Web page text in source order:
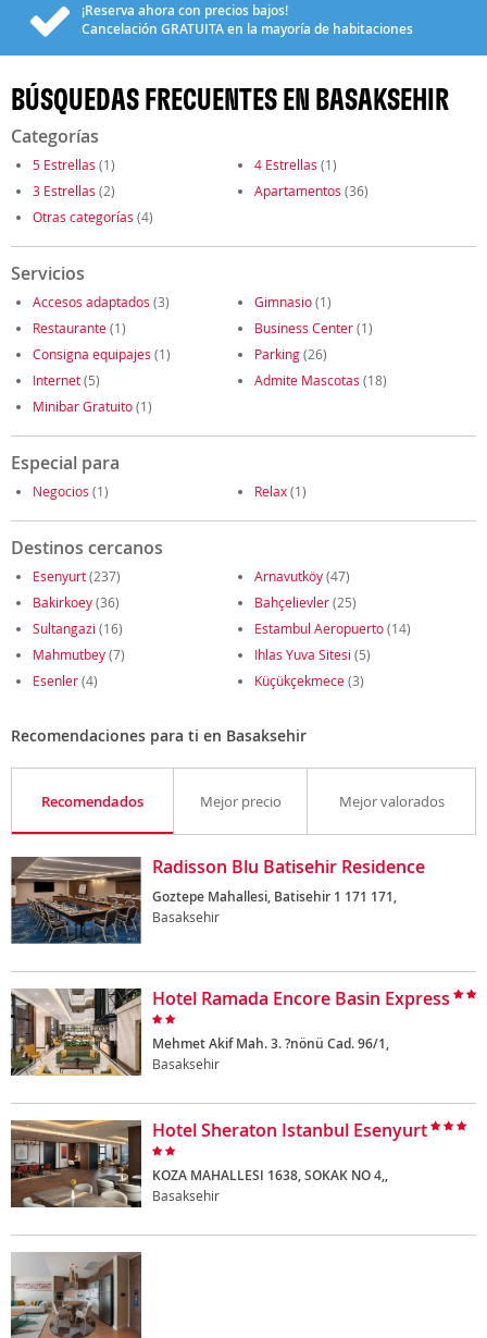
¡Reserva ahora con precios bajos!
Cancelación GRATUITAen la mayoría de habitaciones
BÚSQUEDAS FRECUENTES EN BASAKSEHIR
Categorías
5 Estrellas (1) 4 Estrellas (1)
3 Estrellas (2) Apartamentos (36)
Otras categorías (4)
Servicios
Accesos adaptados (3) Gimnasio(1)
Restaurante(1) Business Center(1)
Consigna equipajes (1) Parking(26)
Internet(5) Admite Mascotas (18)
Minibar Gratuito(1)
Especial para
Negocios (1) Relax(1)
Destinos cercanos
Esenyurt(237) Arnavutköy(47)
Bakirkoey(36) Bahçelievler(25)
Sultangazi (16) Estambul Aeropuerto(14)
Mahmutbey(7) Ihlas Yuva Sitesi (5)
Esenler(4) Küçükçekmece(3)
Recomendaciones para ti en Basaksehir
Recomendados Mejor precio Mejor valorados
Radisson Blu Batisehir Residence
Goztepe Mahallesi, Batisehir 1 171 171,
Basaksehir
Hotel Ramada Encore Basin Express
Mehmet Akif Mah. 3. ?nönü Cad. 96/1,
Basaksehir
Hotel Sheraton Istanbul Esenyurt
KOZA MAHALLESI 1638, SOKAK NO 4,,
Basaksehir